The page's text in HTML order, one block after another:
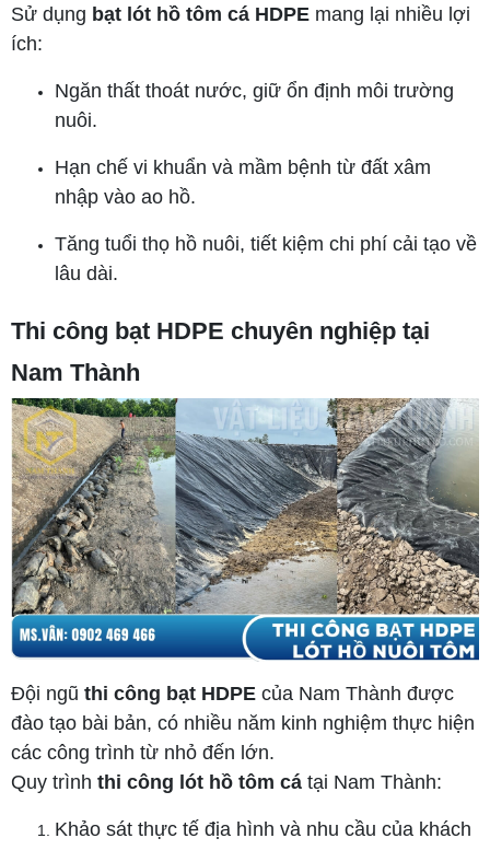
Sử dụng bạt lót hồ tôm cá HDPE mang lại nhiều lợi
ích:
Ngăn thất thoát nước, giữ ổn định môi trường
nuôi.
Hạn chế vi khuẩn và mầm bệnh từ đất xâm
nhập vào ao hồ.
Tăng tuổi thọ hồ nuôi, tiết kiệm chi phí cải tạo về
lâu dài.
Thi công bạt HDPE chuyên nghiệp tại
Nam Thành
Đội ngũ thi công bạt HDPE của Nam Thành được
đào tạo bài bản, có nhiều năm kinh nghiệm thực hiện
các công trình từ nhỏ đến lớn.
Quy trình thi công lót hồ tôm cá tại Nam Thành:
Khảo sát thực tế địa hình và nhu cầu của khách